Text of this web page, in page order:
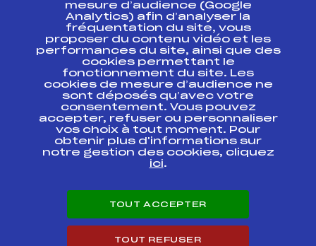
Ressources
Pass’Neige
Projet sportif fédéral
Projet de performance fédéral
Antidopage
Pôle Développement, Formation, Suivi
Scientifique
Listes ministérielles
Pôle vie de l’athlète
Enseignement professionnel
Carrières
mesure d’audience (Google
Analytics) afin d’analyser la
fréquentation du site, vous
proposer du contenu vidéo et les
performances du site, ainsi que des
cookies permettant le
fonctionnement du site. Les
cookies de mesure d’audience ne
sont déposés qu’avec votre
consentement. Vous pouvez
accepter, refuser ou personnaliser
vos choix à tout moment. Pour
obtenir plus d'informations sur
notre gestion des cookies, cliquez
ici.
TOUT ACCEPTER
TOUT REFUSER